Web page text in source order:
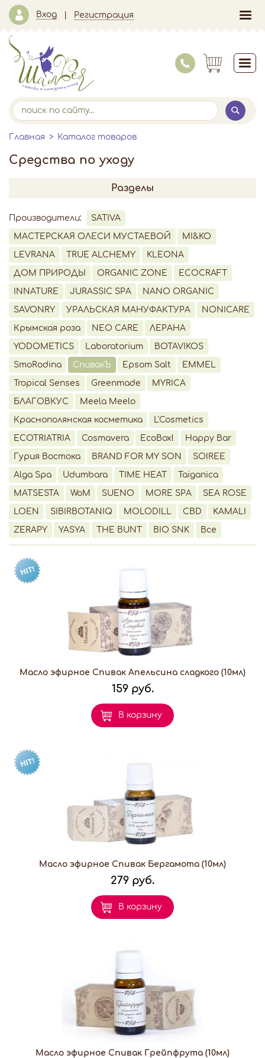
Вход Регистрация
Главная Каталог товаров
Средства по уходу
Разделы
Производители: SATIVA
МАСТЕРСКАЯ ОЛЕСИ МУСТАЕВОЙ MI&KO
LEVRANA TRUE ALCHEMY KLEONA
ДОМ ПРИРОДЫ ORGANIC ZONE ECOCRAFT
INNATURE JURASSIC SPA NANO ORGANIC
SAVONRY УРАЛЬСКАЯ МАНУФАКТУРА NONICARE
Крымская роза NEO CARE ЛЕРАНА
YODOMETICS Laboratorium BOTAVIKOS
SmoRodina СпивакЪ Epsom Salt EMMEL
Tropical Senses Greenmade MYRICA
БЛАГОВКУС Meela Meelo
Краснополянская косметика L'Cosmetics
ECOTRIATRIA Cosmavera EcoBox! Happy Bar
Гурия Востока BRAND FOR MY SON SOIREE
Alga Spa Udumbara TIME HEAT Taiganica
MATSESTA WoM SUENO MORE SPA SEA ROSE
LOEN SIBIRBOTANIQ MOLODILL CBD KAMALI
ZERAPY YASYA THE BUNT BIO SNK Все
Масло эфирное Спивак Апельсина сладкого (10мл)
159 руб.
В корзину
Масло эфирное Спивак Бергамота (10мл)
279 руб.
В корзину
Масло эфирное Спивак Грейпфрута (10мл)